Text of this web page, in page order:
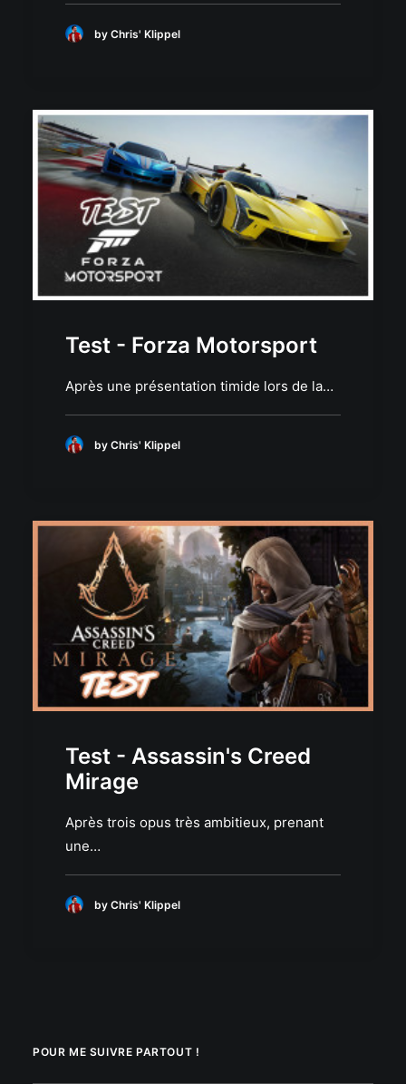
by Chris' Klippel
Test - Forza Motorsport
Après une présentation timide lors de la…
by Chris' Klippel
Test - Assassin's Creed
Mirage
Après trois opus très ambitieux, prenant
une…
by Chris' Klippel
POUR ME SUIVRE PARTOUT !